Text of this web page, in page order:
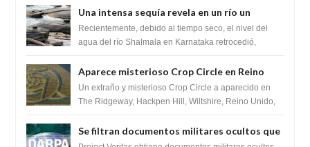
Una intensa sequía revela en un río un
impresionante hallazgo de miles de Shiva
Lingas
Recientemente, debido al tiempo seco, el nivel del
agua del río Shalmala en Karnataka retrocedió,
Aparece misterioso Crop Circle en Reino
Unido 23 de junio 2016
Un extraño y misterioso Crop Circle a aparecido en
The Ridgeway, Hackpen Hill, Wiltshire, Reino Unido,
Se filtran documentos militares ocultos que